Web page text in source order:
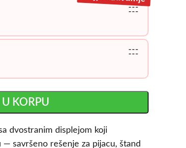
---
---
---
---
KORPU
dvostranim displejom koji
savršeno rešenje za pijacu, štand